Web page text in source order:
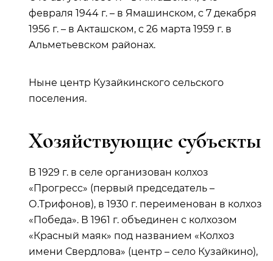
февраля 1944 г. – в Ямашинском, с 7 декабря
1956 г. – в Акташском, с 26 марта 1959 г. в
Альметьевском районах.
Ныне центр Кузайкинского сельского
поселения.
Хозяйствующие субъекты
В 1929 г. в селе организован колхоз
«Прогресс» (первый председатель –
О.Трифонов), в 1930 г. переименован в колхоз
«Победа». В 1961 г. объединен с колхозом
«Красный маяк» под названием «Колхоз
имени Свердлова» (центр – село Кузайкино),